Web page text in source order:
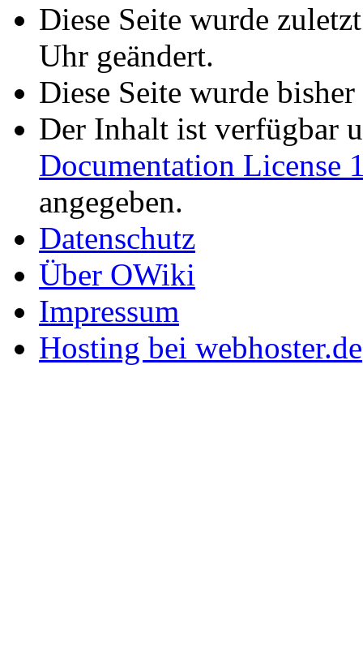
Diese Seite wurde
Uhr geändert.
Diese Seite wurde
Der Inhalt ist verfügbar
Documentation License
angegeben.
Datenschutz
Über OWiki
Impressum
Hosting bei webhoster.de